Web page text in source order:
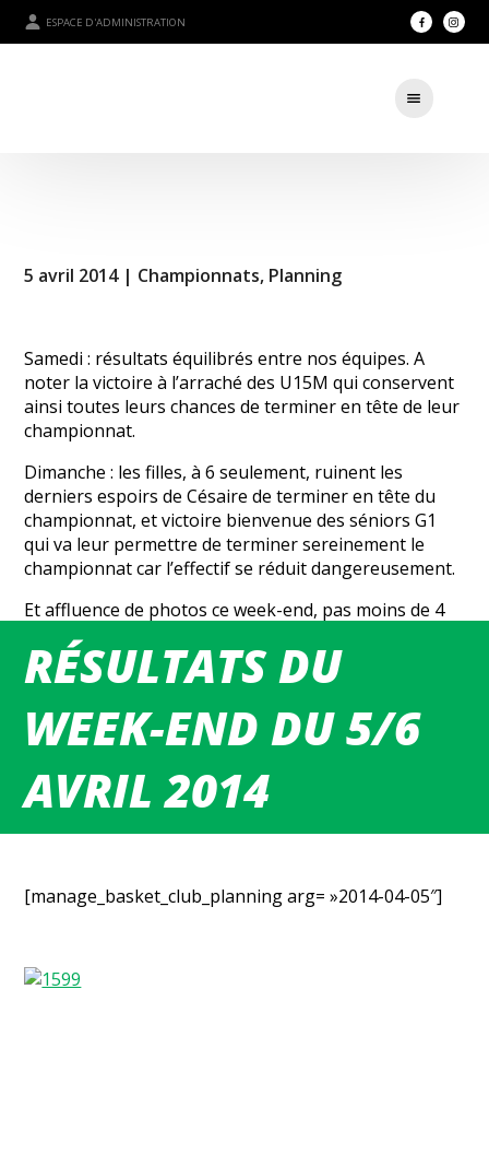
ESPACE D'ADMINISTRATION
RÉSULTATS DU
WEEK-END DU 5/6
AVRIL 2014
5 avril 2014 | Championnats, Planning
Samedi : résultats équilibrés entre nos équipes. A
noter la victoire à l’arraché des U15M qui conservent
ainsi toutes leurs chances de terminer en tête de leur
championnat.
Dimanche : les filles, à 6 seulement, ruinent les
derniers espoirs de Césaire de terminer en tête du
championnat, et victoire bienvenue des séniors G1
qui va leur permettre de terminer sereinement le
championnat car l’effectif se réduit dangereusement.
Et affluence de photos ce week-end, pas moins de 4
matchs couverts.
photographes !
Les 13-1 contre sandouville (Jean-Luc).
Les U20-2 contre Ste-Marie (Maéva).
Les Séniors G1 contre Couronne.
[manage_basket_club_planning arg= »2014-04-05″]